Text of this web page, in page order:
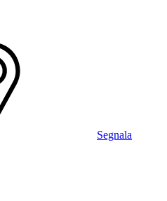
Segnala